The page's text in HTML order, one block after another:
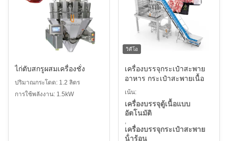
ไก่ตับสกรูผสมเครื่องชั่ง
ปริมาณกระโดด: 1.2 ลิตร
การใช้พลังงาน: 1.5kW
วิดีโอ
เครื่องบรรจุกระเป๋าสะพาย
อาหาร กระเป๋าสะพายเนื้อ
เน้น:
เครื่องบรรจุตู้เนื้อแบบ
อัตโนมัติ
,
เครื่องบรรจุกระเป๋าสะพาย
น้ําร้อน